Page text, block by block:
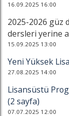
16.09.2025 16:00
2025-2026 güz
dersleri yerine
15.09.2025 13:00
Yeni Yüksek
27.08.2025 14:00
Lisansüstü
(2 sayfa)
07.07.2025 12:00